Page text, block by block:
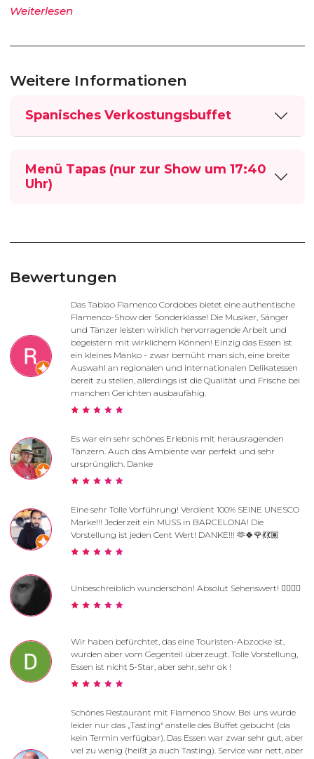
Weiterlesen
Weitere Informationen
Spanisches Verkostungsbuffet
Menü Tapas (nur zur Show um 17:40
Uhr)
Bewertungen
Das Tablao Flamenco Cordobes bietet eine authentische
Flamenco-Show der Sonderklasse! Die Musiker, Sänger
und Tänzer leisten wirklich hervorragende Arbeit und
begeistern mit wirklichem Können! Einzig das Essen ist
ein kleines Manko - zwar bemüht man sich, eine breite
Auswahl an regionalen und internationalen Delikatessen
bereit zu stellen, allerdings ist die Qualität und Frische bei
manchen Gerichten ausbaufähig.
Es war ein sehr schönes Erlebnis mit herausragenden
Tänzern. Auch das Ambiente war perfekt und sehr
ursprünglich. Danke
Eine sehr Tolle Vorführung! Verdient 100% SEINE UNESCO
Marke!!! Jederzeit ein MUSS in BARCELONA! Die
Vorstellung ist jeden Cent Wert! DANKE!!! 🫶🍀🌹💃💃🏽
Unbeschreiblich wunderschön! Absolut Sehenswert! ❤️‍🔥🇪🇸
Wir haben befürchtet, das eine Touristen-Abzocke ist,
wurden aber vom Gegenteil überzeugt. Tolle Vorstellung,
Essen ist nicht 5-Star, aber sehr, sehr ok !
Schönes Restaurant mit Flamenco Show. Bei uns wurde
leider nur das „Tasting“ anstelle des Buffet gebucht (da
kein Termin verfügbar). Das Essen war zwar sehr gut, aber
viel zu wenig (heißt ja auch Tasting). Service war nett, aber